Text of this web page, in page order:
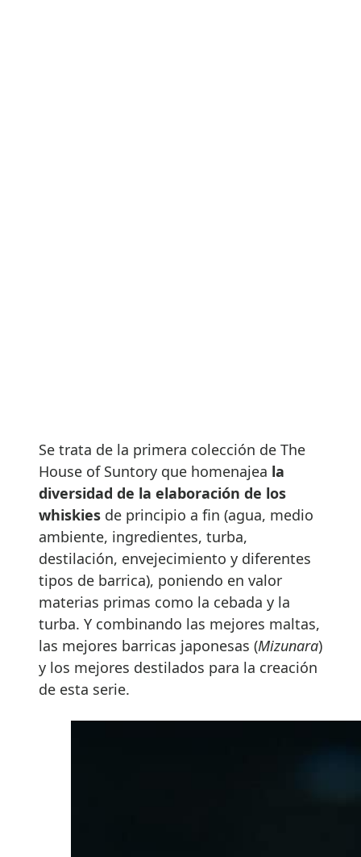
Se trata de la primera colección de The
House of Suntory que homenajea la
diversidad de la elaboración de los
whiskies de principio a fin (agua, medio
ambiente, ingredientes, turba,
destilación, envejecimiento y diferentes
tipos de barrica), poniendo en valor
materias primas como la cebada y la
turba. Y combinando las mejores maltas,
las mejores barricas japonesas (Mizunara)
y los mejores destilados para la creación
de esta serie.